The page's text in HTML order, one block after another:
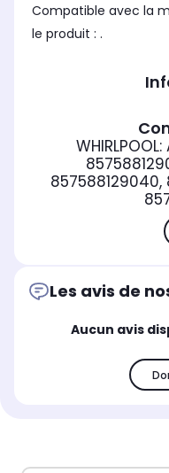
Compatible avec la marque
le produit : .
857588129040,
Les avis de
Aucun avis